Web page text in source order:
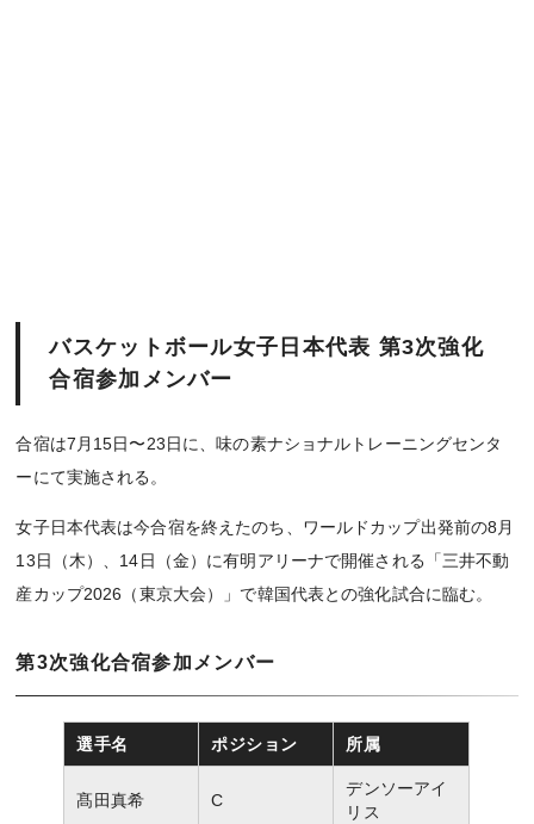
バスケットボール女子日本代表 第3次強化
合宿参加メンバー
合宿は7月15日〜23日に、味の素ナショナルトレーニングセンタ
ーにて実施される。
女子日本代表は今合宿を終えたのち、ワールドカップ出発前の8月
13日（木）、14日（金）に有明アリーナで開催される「三井不動
産カップ2026（東京大会）」で韓国代表との強化試合に臨む。
第3次強化合宿参加メンバー
選手名 ポジション 所属
髙田真希 C
デンソーアイ
リス